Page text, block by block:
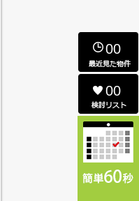
00
00